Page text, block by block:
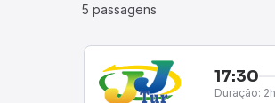
5 passagens
17:30
Duração: